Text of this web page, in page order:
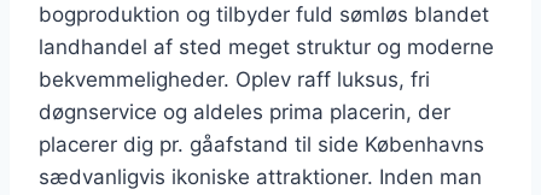
bogproduktion og tilbyder fuld sømløs blandet
landhandel af sted meget struktur og moderne
bekvemmeligheder. Oplev raff luksus, fri
døgnservice og aldeles prima placerin, der
placerer dig pr. gåafstand til side Københavns
sædvanligvis ikoniske attraktioner. Inden man